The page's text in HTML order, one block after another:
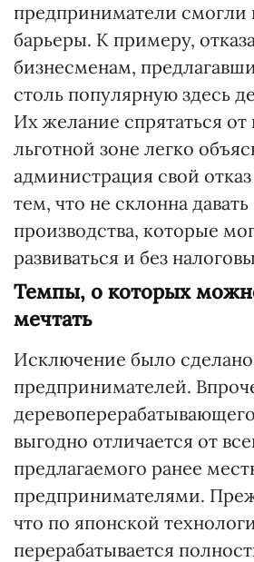
предприниматели смогли
барьеры. К примеру,
бизнесменам,
столь популярную здесь
Их желание спрятаться от
льготной зоне легко
администрация свой
тем, что не склонна
производства, которые
развиваться и без
Темпы, о которых
мечтать
Исключение было
предпринимателей.
выгодно отличается от
предлагаемого ранее
предпринимателями.
что по японской
перерабатывается